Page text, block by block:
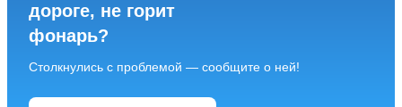
дороге, не горит
фонарь?
Столкнулись с проблемой — сообщите о ней!